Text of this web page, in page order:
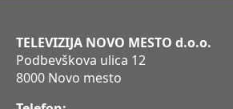
TELEVIZIJA NOVO MESTO d.o.o.
Podbevškova ulica 12
8000 Novo mesto